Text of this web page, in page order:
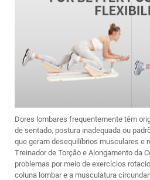
Dores lombares frequentemente têm
de sentado, postura inadequada ou
que geram desequilíbrios musculares e
Treinador de Torção e Alongamento da
problemas por meio de exercícios
coluna lombar e a musculatura